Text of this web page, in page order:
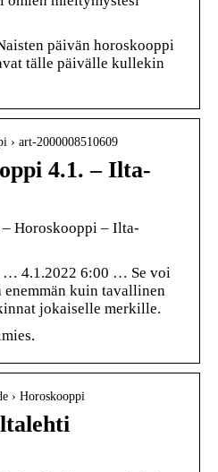
päivän horoskooppi
tälle päivälle kullekin
› art-2000008510609
4.1. – Ilta-
Horoskooppi – Ilta-
… 4.1.2022 6:00 … Se voi
enemmän kuin tavallinen
jokaiselle merkille.
› Horoskooppi